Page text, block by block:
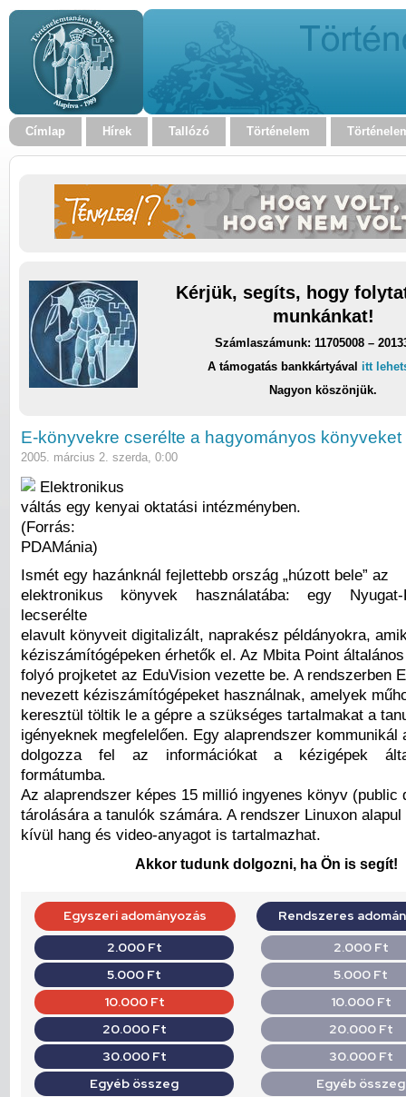
Címlap Hírek Tallózó Történelem
Kérjük, segíts, hogy
munkánkat!
Számlaszámunk: 11705008 –
A támogatás bankkártyával itt
Nagyon köszönjük.
E-könyvekre cserélte a hagyományos
2005. március 2. szerda, 0:00
Elektronikus
váltás egy kenyai oktatási intézményben.
(Forrás:
PDAMánia)
Ismét egy hazánknál fejlettebb ország „húzott bele” az
elektronikus könyvek használatába: egy
lecserélte
elavult könyveit digitalizált, naprakész példányokra,
kéziszámítógépeken érhetők el. Az Mbita Point
folyó projketet az EduVision vezette be. A rendszerben
nevezett kéziszámítógépeket használnak, amelyek
keresztül töltik le a gépre a szükséges tartalmakat a
igényeknek megfelelően. Egy alaprendszer kommunikál
dolgozza fel az információkat a kézigépek
formátumba.
Az alaprendszer képes 15 millió ingyenes könyv (public
tárolására a tanulók számára. A rendszer Linuxon
kívül hang és video-anyagot is tartalmazhat.
Akkor tudunk dolgozni, ha Ön is segít!